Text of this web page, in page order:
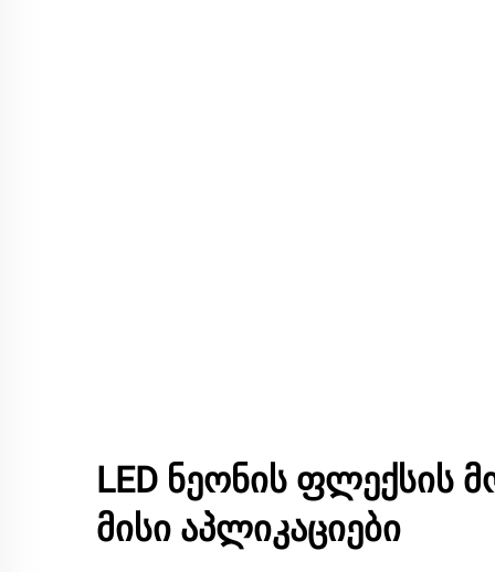
LED ნეონის ფლექსის
მისი აპლიკაციები